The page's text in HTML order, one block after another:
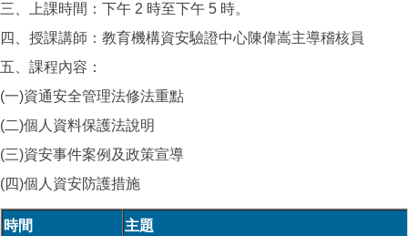
三、上課時間：下午 2 時至下午 5 時。
四、授課講師：教育機構資安驗證中心陳偉嵩主導稽核員
五、課程內容：
(一)資通安全管理法修法重點
(二)個人資料保護法說明
(三)資安事件案例及政策宣導
(四)個人資安防護措施
時間 主題